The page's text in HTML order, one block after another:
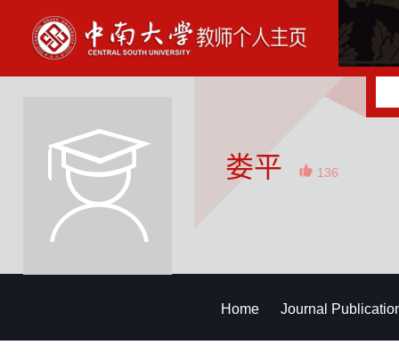
娄平 136
Home Journal